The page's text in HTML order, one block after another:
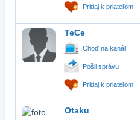
Pridaj k priateľom
TeCe
Choď na kanál
Pošli správu
Pridaj k priateľom
Otaku